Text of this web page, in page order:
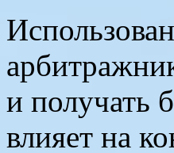
и получать
влияет на